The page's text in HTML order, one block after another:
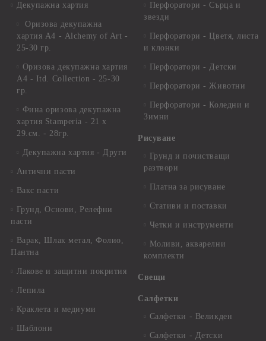
Декупажна хартия
Оризова декупажна
хартия А4 - Alchemy of Art -
25-30 гр.
Оризова декупажна хартия
А4 - Itd. Collection - 25-30
гр.
Фина оризова декупажна
хартия Stamperia - 21 х
29.см. - 28гр.
Декупажна хартия - Други
Антични пасти
Вакс пасти
Грунд, Основи, Релефни
пасти
Варак, Шлак метал, Фолио,
Пантна
Лакове и защитни покрития
Лепила
Краклета и медиуми
Шаблони
Перфоратори - Сърца и
звезди
Перфоратори - Цветя, листа
и клонки
Перфоратори - Детски
Перфоратори - Животни
Перфоратори - Коледни и
Зимни
Рисуване
Грунд и почистващи
разтвори
Платна за рисуване
Стативи и поставки
Четки и инструменти
Моливи, акварелни
комплекти
Свещи
Салфетки
Салфетки - Великден
Салфетки - Детски